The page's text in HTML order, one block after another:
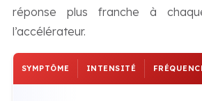
réponse plus franche à
l’accélérateur.
SYMPTÔME INTENSITÉ